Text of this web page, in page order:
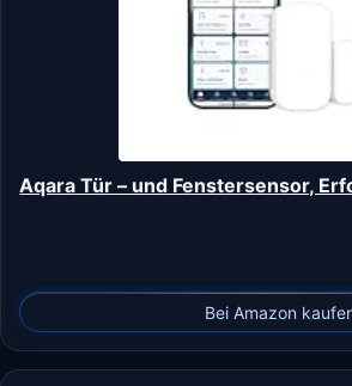
Aqara Tür – und Fenstersensor,
Bei Amazon